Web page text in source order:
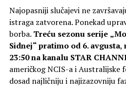
Najopasniji slučajevi ne
istraga zatvorena. Ponekad
borba. Treću sezonu serije
Sidnej“pratimo od 6. avgusta,
23:50 na kanalu STAR
američkog NCIS-a i Australijske
dosad najličniju i najizazovniju